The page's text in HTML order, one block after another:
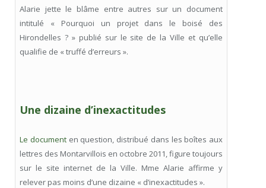
Alarie jette le blâme entre autres sur un document
intitulé « Pourquoi un projet dans le boisé des
Hirondelles ? » publié sur le site de la Ville et qu’elle
qualifie de « truffé d’erreurs ».
Une dizaine d’inexactitudes
Le documenten question, distribué dans les boîtes aux
lettres des Montarvillois en octobre 2011, figure toujours
sur le site internet de la Ville. Mme Alarie affirme y
relever pas moins d’une dizaine « d’inexactitudes ».